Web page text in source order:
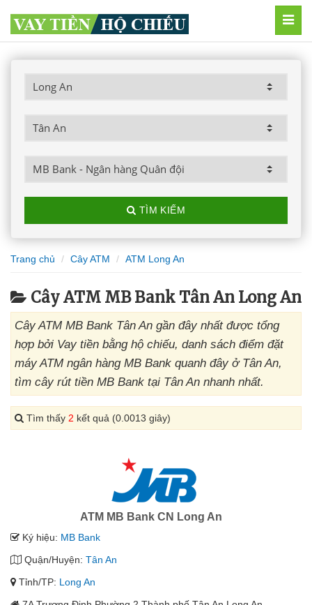
TÌM KIẾM
Trang chủ Cây ATM ATM Long An
Cây ATM MB Bank Tân An Long An
Cây ATM MB Bank Tân An gần đây nhất được tổng
hợp bởi Vay tiền bằng hộ chiếu, danh sách điểm đặt
máy ATM ngân hàng MB Bank quanh đây ở Tân An,
tìm cây rút tiền MB Bank tại Tân An nhanh nhất.
Tìm thấy 2 kết quả (0.0013 giây)
ATM MB Bank CN Long An
Ký hiệu: MB Bank
Quận/Huyện: Tân An
Tỉnh/TP: Long An